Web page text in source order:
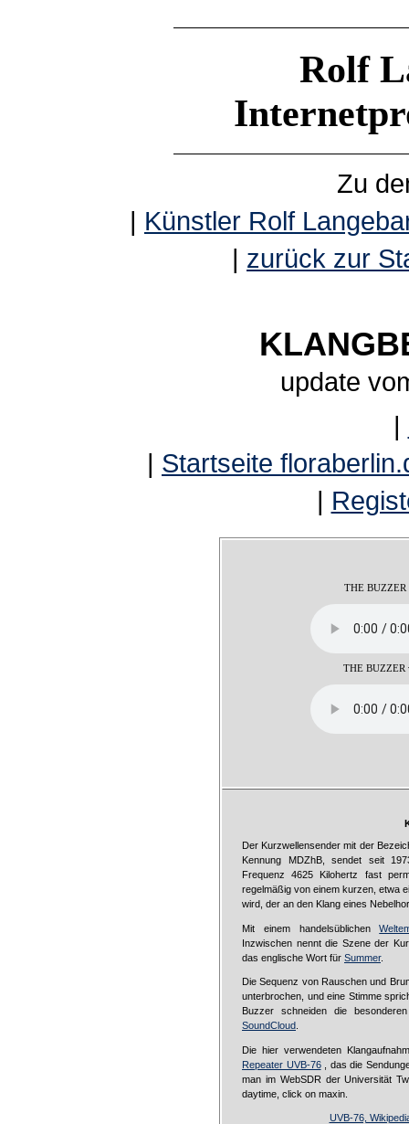
Rolf
Zu
| Künstler Rolf
| zurück zur
update
|
| Startseite
|
THE BUZZER
THE BUZZER
Der Kurzwellensender mit der
Kennung MDZhB, sendet seit
Frequenz 4625 Kilohertz fast
regelmäßig von einem kurzen, etwa
wird, der an den Klang eines
Mit einem handelsüblichen
Inzwischen nennt die Szene der
das englische Wort für Summer.
Die Sequenz von Rauschen und
unterbrochen, und eine Stimme
Buzzer schneiden die
SoundCloud
Die hier verwendeten
Repeater UVB-76, das die
man im WebSDR der Universität
daytime, click on maxin.
UVB-76,